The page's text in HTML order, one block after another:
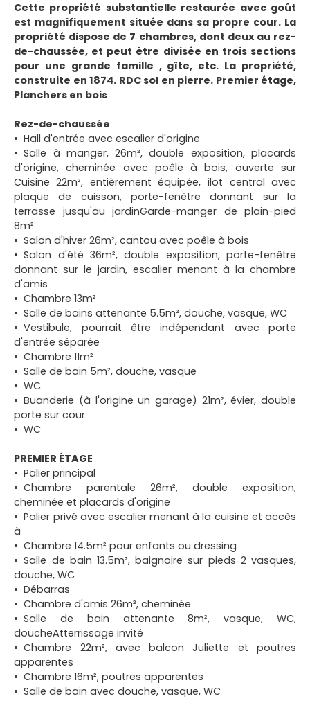
Cette propriété substantielle restaurée avec goût
est magnifiquement située dans sa propre cour. La
propriété dispose de 7 chambres, dont deux au rez-
de-chaussée, et peut être divisée en trois sections
pour une grande famille , gîte, etc. La propriété,
construite en 1874. RDC sol en pierre. Premier étage,
Planchers en bois
Rez-de-chaussée
Hall d'entrée avec escalier d'origine
Salle à manger, 26m², double exposition, placards
d'origine, cheminée avec poêle à bois, ouverte sur
Cuisine 22m², entièrement équipée, îlot central avec
plaque de cuisson, porte-fenêtre donnant sur la
terrasse jusqu'au jardinGarde-manger de plain-pied
8m²
Salon d'hiver 26m², cantou avec poêle à bois
Salon d'été 36m², double exposition, porte-fenêtre
donnant sur le jardin, escalier menant à la chambre
d'amis
Chambre 13m²
Salle de bains attenante 5.5m², douche, vasque, WC
Vestibule, pourrait être indépendant avec porte
d'entrée séparée
Chambre 11m²
Salle de bain 5m², douche, vasque
WC
Buanderie (à l'origine un garage) 21m², évier, double
porte sur cour
WC
PREMIER ÉTAGE
Palier principal
Chambre parentale 26m², double exposition,
cheminée et placards d'origine
Palier privé avec escalier menant à la cuisine et accès
à
Chambre 14.5m² pour enfants ou dressing
Salle de bain 13.5m², baignoire sur pieds 2 vasques,
douche, WC
Débarras
Chambre d'amis 26m², cheminée
Salle de bain attenante 8m², vasque, WC,
doucheAtterrissage invité
Chambre 22m², avec balcon Juliette et poutres
apparentes
Chambre 16m², poutres apparentes
Salle de bain avec douche, vasque, WC